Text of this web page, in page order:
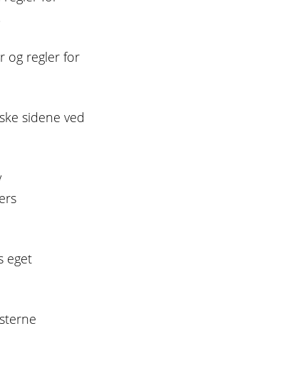
og regler for
sidene ved
eget